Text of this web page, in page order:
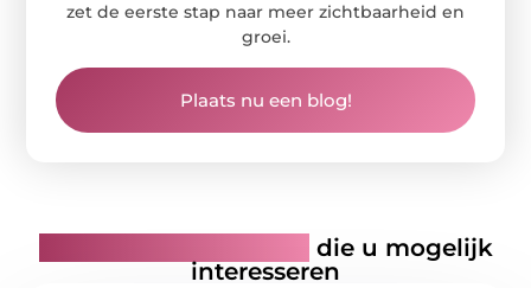
zet de eerste stap naar meer zichtbaarheid en
groei.
Plaats nu een blog!
die u mogelijk
interesseren